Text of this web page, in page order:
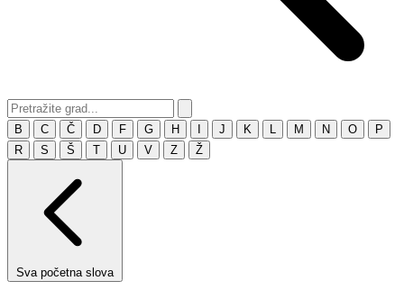
B C Č D F G H J K M N O
P
R
S Š T U V Z Ž
Sva početna slova